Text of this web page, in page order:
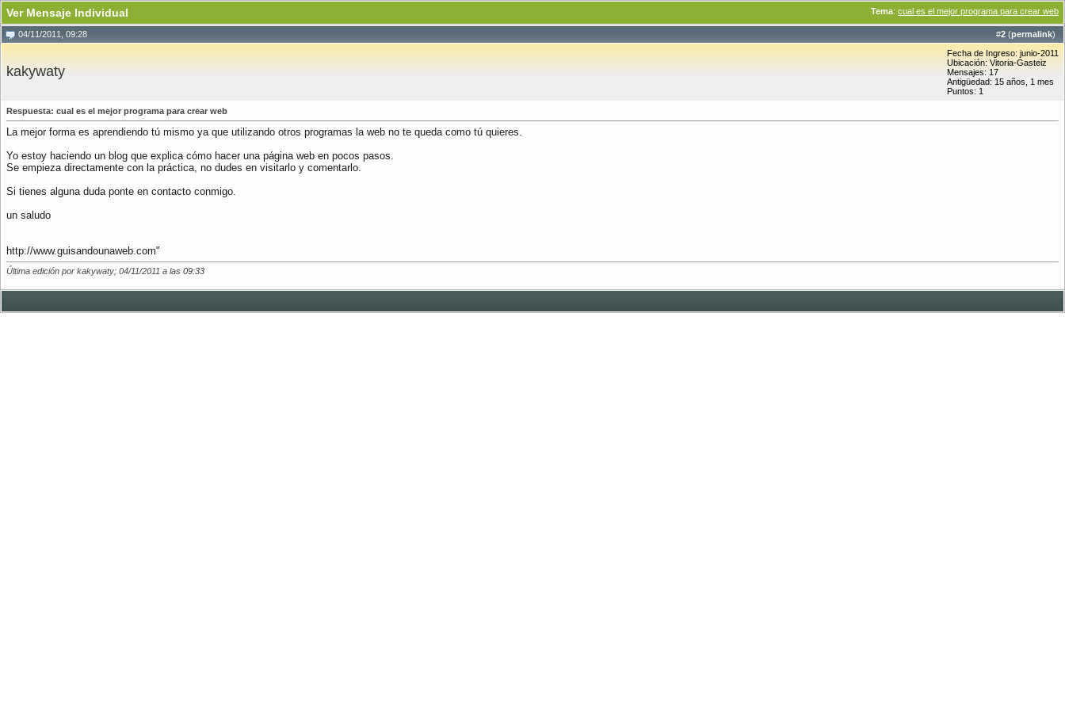
Tema: cual es el mejor programa para crear web
Ver Mensaje Individual
#2 (permalink)
04/11/2011, 09:28
kakywaty
Fecha de Ingreso: junio-2011
Ubicación: Vitoria-Gasteiz
Mensajes: 17
Antigüedad: 15 años, 1 mes
Puntos: 1
Respuesta: cual es el mejor programa para crear web
La mejor forma es aprendiendo tú mismo ya que utilizando otros programas la web no te queda como tú quieres.
Yo estoy haciendo un blog que explica cómo hacer una página web en pocos pasos.
Se empieza directamente con la práctica, no dudes en visitarlo y comentarlo.
Si tienes alguna duda ponte en contacto conmigo.
un saludo
http://www.guisandounaweb.com"
Última edición por kakywaty; 04/11/2011 a las 09:33